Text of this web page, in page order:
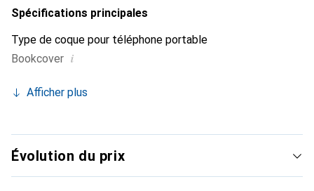
Spécifications principales
Type de coque pour téléphone portable
Bookcover i
Afficher plus
Évolution du prix